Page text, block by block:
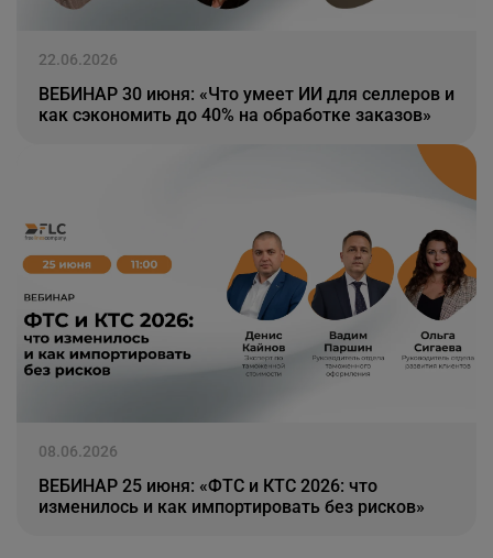
22.06.2026
ВЕБИНАР 30 июня: «Что умеет ИИ для селлеров и
как сэкономить до 40% на обработке заказов»
08.06.2026
ВЕБИНАР 25 июня: «ФТС и КТС 2026: что
изменилось и как импортировать без рисков»